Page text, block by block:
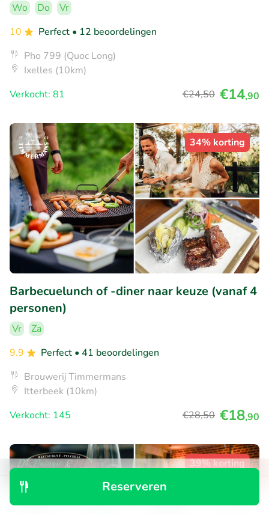
Reserveren
Wo Do
Vr
10
Perfect • 12 beoordelingen
Pho 799 (Quoc Long)
Ixelles (10km)
Verkocht: 81
€24,50 €14,90
34% korting
Barbecuelunch of -diner naar keuze (vanaf 4
personen)
Vr
Za
9.9
Perfect • 41 beoordelingen
Brouwerij Timmermans
Itterbeek (10km)
Verkocht: 145
€28,50 €18,90
39% korting